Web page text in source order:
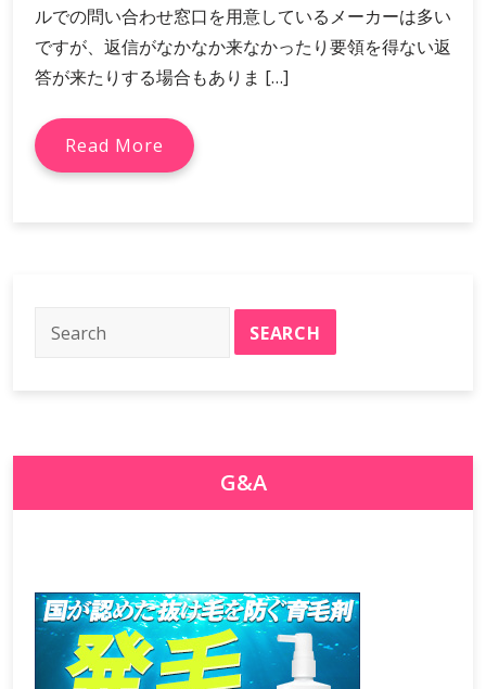
ルでの問い合わせ窓口を用意しているメーカーは多い
ですが、返信がなかなか来なかったり要領を得ない返
答が来たりする場合もありま […]
Read More
G&A